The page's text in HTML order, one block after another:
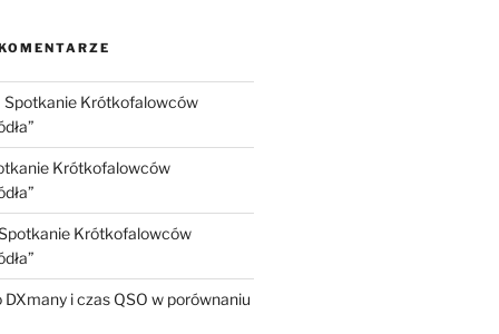
Spotkanie Krótkofalowców
Krótkofalowców
Krótkofalowców
DXmany i czas QSO w porównaniu